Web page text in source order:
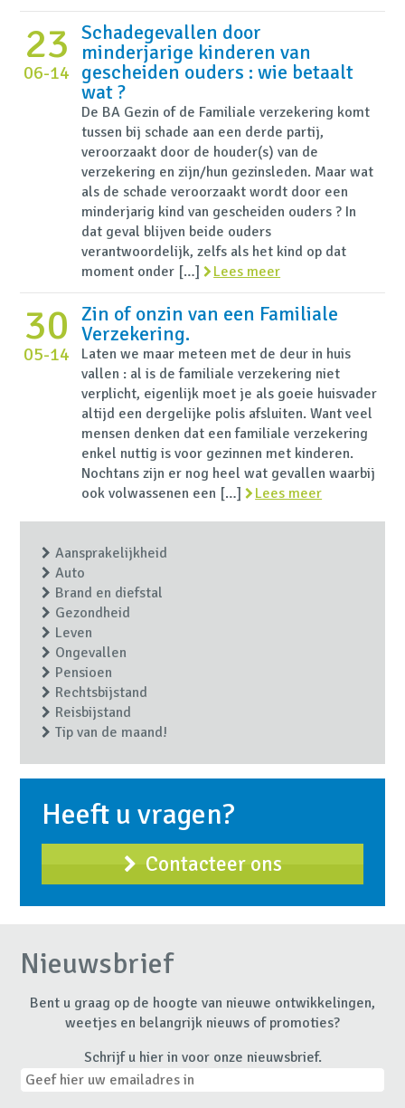
23
06-14
Schadegevallen door
minderjarige kinderen van
gescheiden ouders : wie betaalt
wat ?
De BA Gezin of de Familiale verzekering komt
tussen bij schade aan een derde partij,
veroorzaakt door de houder(s) van de
verzekering en zijn/hun gezinsleden. Maar wat
als de schade veroorzaakt wordt door een
minderjarig kind van gescheiden ouders ? In
dat geval blijven beide ouders
verantwoordelijk, zelfs als het kind op dat
moment onder […]
Lees meer
30
05-14
Zin of onzin van een Familiale
Verzekering.
Laten we maar meteen met de deur in huis
vallen : al is de familiale verzekering niet
verplicht, eigenlijk moet je als goeie huisvader
altijd een dergelijke polis afsluiten. Want veel
mensen denken dat een familiale verzekering
enkel nuttig is voor gezinnen met kinderen.
Nochtans zijn er nog heel wat gevallen waarbij
ook volwassenen een […]
Lees meer
Aansprakelijkheid
Auto
Brand en diefstal
Gezondheid
Leven
Ongevallen
Pensioen
Rechtsbijstand
Reisbijstand
Tip van de maand!
Heeft u vragen?
Contacteer ons
Nieuwsbrief
Bent u graag op de hoogte van nieuwe ontwikkelingen,
weetjes en belangrijk nieuws of promoties?
Schrijf u hier in voor onze nieuwsbrief.